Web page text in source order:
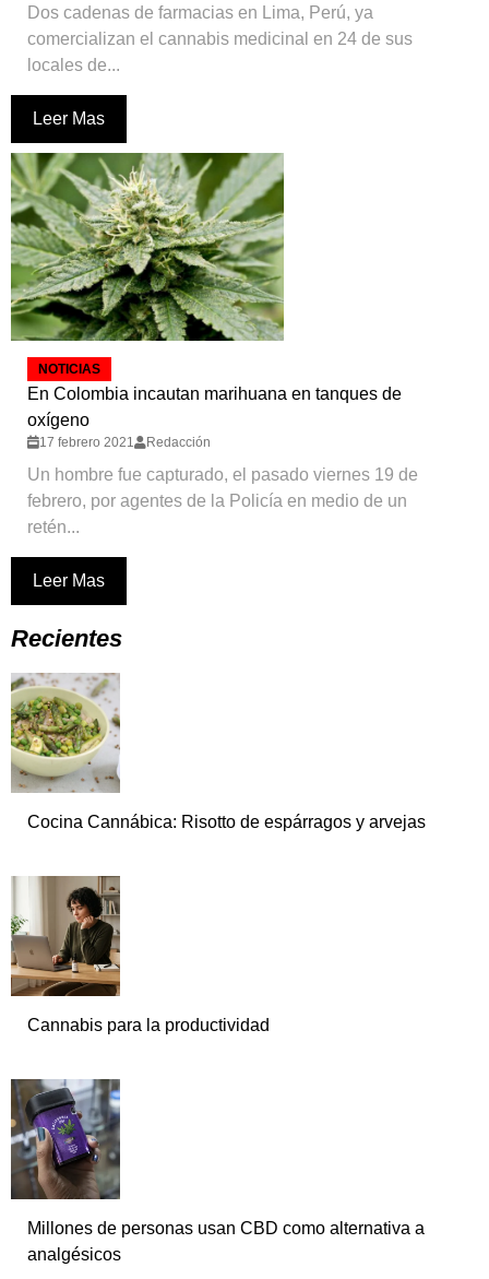
Dos cadenas de farmacias en Lima, Perú, ya
comercializan el cannabis medicinal en 24 de sus
locales de...
Leer Mas
NOTICIAS
En Colombia incautan marihuana en tanques de
oxígeno
17 febrero 2021 Redacción
Un hombre fue capturado, el pasado viernes 19 de
febrero, por agentes de la Policía en medio de un
retén...
Leer Mas
Recientes
Cocina Cannábica: Risotto de espárragos y arvejas
Cannabis para la productividad
Millones de personas usan CBD como alternativa a
analgésicos